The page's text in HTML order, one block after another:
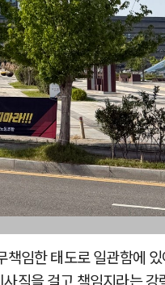
임한 태도로 일관함에
직을 걸고 책임지라는